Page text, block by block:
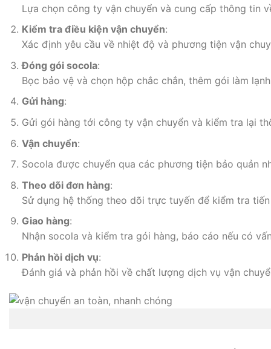
Lựa chọn công ty vận chuyển và cung cấp thông tin
Kiểm tra điều kiện vận chuyển:
Xác định yêu cầu về nhiệt độ và phương tiện vận
Đóng gói socola:
Bọc bảo vệ và chọn hộp chắc chắn, thêm gói làm
Gửi hàng:
Gửi gói hàng tới công ty vận chuyển và kiểm tra lại
Vận chuyển:
Socola được chuyển qua các phương tiện bảo quản
Theo dõi đơn hàng:
Sử dụng hệ thống theo dõi trực tuyến để kiểm tra
Giao hàng:
Nhận socola và kiểm tra gói hàng, báo cáo nếu có
Phản hồi dịch vụ:
Đánh giá và phản hồi về chất lượng dịch vụ vận